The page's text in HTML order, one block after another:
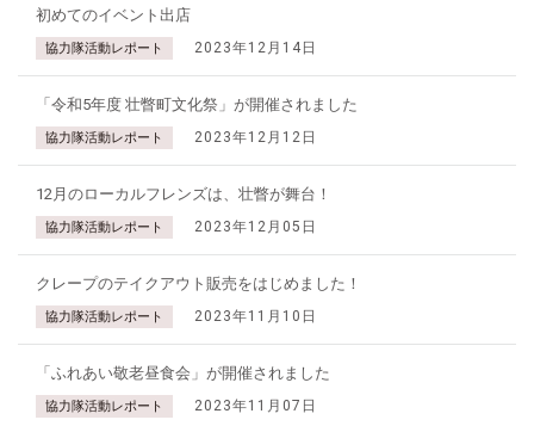
初めてのイベント出店
協力隊活動レポート 2023年12月14日
「令和5年度 壮瞥町文化祭」が開催されました
協力隊活動レポート 2023年12月12日
12月のローカルフレンズは、壮瞥が舞台！
協力隊活動レポート 2023年12月05日
クレープのテイクアウト販売をはじめました！
協力隊活動レポート 2023年11月10日
「ふれあい敬老昼食会」が開催されました
協力隊活動レポート 2023年11月07日